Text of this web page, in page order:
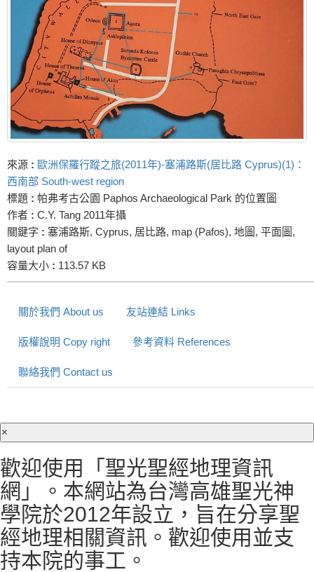
來源 : 歐洲保羅行蹤之旅(2011年)-塞浦路斯(居比路 Cyprus)(1)：
西南部 South-west region
標題 : 帕弗考古公園 Paphos Archaeological Park 的位置圖
作者 : C.Y. Tang 2011年攝
關鍵字 : 塞浦路斯, Cyprus, 居比路, map (Pafos), 地圖, 平面圖,
layout plan of
容量大小 : 113.57 KB
關於我們 About us 友站連結 Links
版權說明 Copy right 參考資料 References
聯絡我們 Contact us
×
歡迎使用「聖光聖經地理資訊
網」。本網站為台灣高雄聖光神
學院於2012年設立，旨在分享聖
經地理相關資訊。歡迎使用並支
持本院的事工。